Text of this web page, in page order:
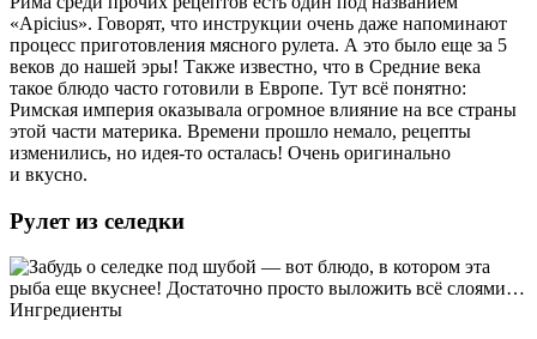
«Apicius». Говорят, что инструкции очень даже напоминают
процесс приготовления мясного рулета. А это было еще за 5
веков до нашей эры! Также известно, что в Средние века
такое блюдо часто готовили в Европе. Тут всё понятно:
Римская империя оказывала огромное влияние на все страны
этой части материка. Времени прошло немало, рецепты
изменились, но идея-то осталась! Очень оригинально
и вкусно.
Рулет из селедки
Ингредиенты